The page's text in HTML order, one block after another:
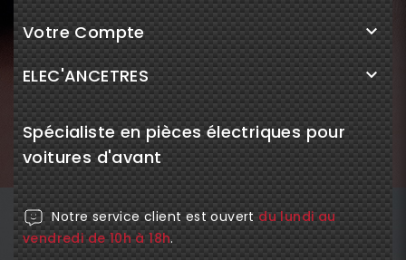
Votre Compte 
ELEC'ANCETRES 
Spécialiste en pièces électriques pour
voitures d'avant
Notre service client est ouvertdu lundi au
vendredi de 10h à 18h.